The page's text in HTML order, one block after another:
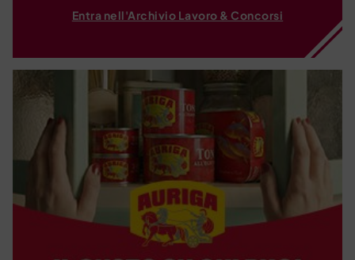
Entra nell'Archivio Lavoro & Concorsi